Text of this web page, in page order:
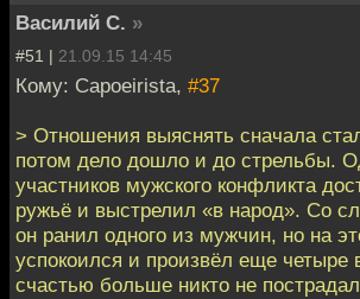
Василий С. »
#51 | 21.09.15 14:45
Кому: Capoeirista, #37
> Отношения выяснять сначала
потом дело дошло и до стрельбы.
участников мужского конфликта
ружьё и выстрелил «в народ». Со
он ранил одного из мужчин, но на
успокоился и произвёл еще четыре
счастью больше никто не пострадал